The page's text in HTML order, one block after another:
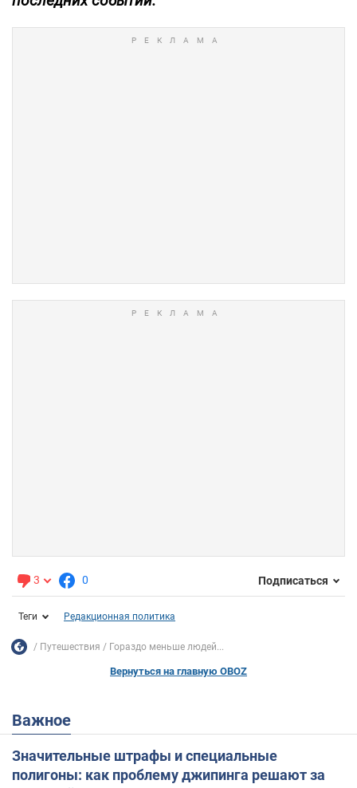
3 0 Подписаться
Теги Редакционная политика
Путешествия Гораздо меньше людей...
Вернуться на главную OBOZ
Важное
Значительные штрафы и специальные
полигоны: как проблему джипинга решают за